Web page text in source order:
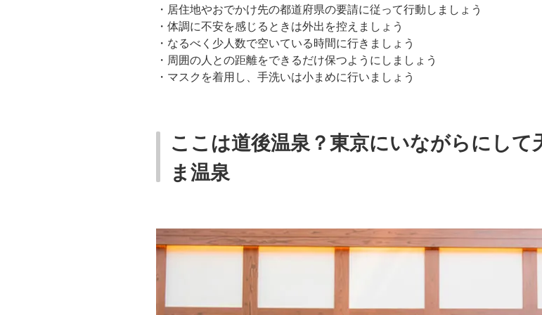
・居住地やおでかけ先の都道府県の要請に従って行動しましょう
・体調に不安を感じるときは外出を控えましょう
・なるべく少人数で空いている時間に行きましょう
・周囲の人との距離をできるだけ保つようにしましょう
・マスクを着用し、手洗いは小まめに行いましょう
ここは道後温泉？東京にいながらにし
ま温泉